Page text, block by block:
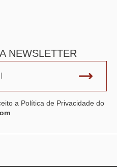
NEWSLETTER
a Política de Privacidade do